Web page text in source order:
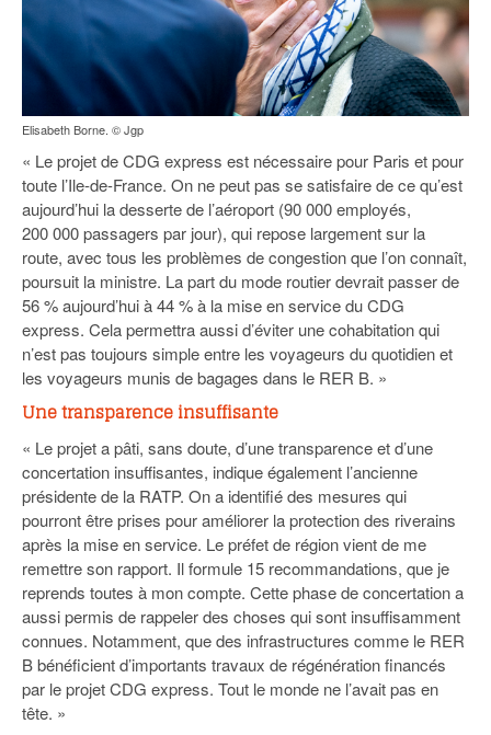
Elisabeth Borne. © Jgp
« Le projet de CDG express est nécessaire pour Paris et pour
toute l’Ile-de-France. On ne peut pas se satisfaire de ce qu’est
aujourd’hui la desserte de l’aéroport (90 000 employés,
200 000 passagers par jour), qui repose largement sur la
route, avec tous les problèmes de congestion que l’on connaît,
poursuit la ministre. La part du mode routier devrait passer de
56 % aujourd’hui à 44 % à la mise en service du CDG
express. Cela permettra aussi d’éviter une cohabitation qui
n’est pas toujours simple entre les voyageurs du quotidien et
les voyageurs munis de bagages dans le RER B. »
Une transparence insuffisante
« Le projet a pâti, sans doute, d’une transparence et d’une
concertation insuffisantes, indique également l’ancienne
présidente de la RATP. On a identifié des mesures qui
pourront être prises pour améliorer la protection des riverains
après la mise en service. Le préfet de région vient de me
remettre son rapport. Il formule 15 recommandations, que je
reprends toutes à mon compte. Cette phase de concertation a
aussi permis de rappeler des choses qui sont insuffisamment
connues. Notamment, que des infrastructures comme le RER
B bénéficient d’importants travaux de régénération financés
par le projet CDG express. Tout le monde ne l’avait pas en
tête. »